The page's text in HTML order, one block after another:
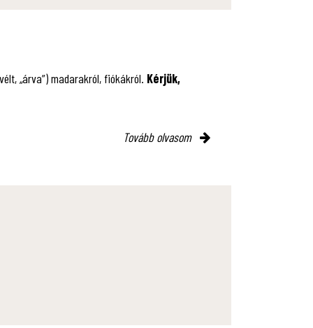
„árva”) madarakról, fiókákról. Kérjük,
Tovább olvasom